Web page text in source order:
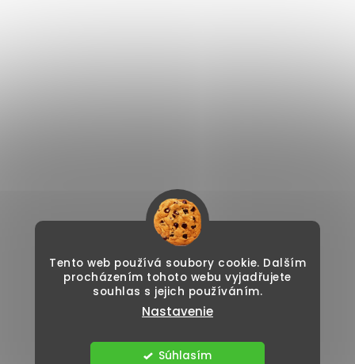
Tento web používá soubory cookie. Dalším
procházením tohoto webu vyjadřujete
souhlas s jejich používáním.
Nastavenie
Súhlasím